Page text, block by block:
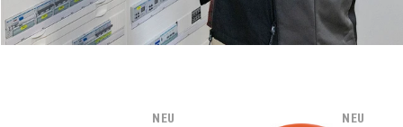
NEU NEU